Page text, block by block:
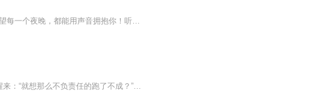
每晚21:27更新，这是我们的暗号！希望用我的声音和这些小故事为你织梦！希望每一个夜晚，都能用声音拥抱你！听到的世界，有我的声音陪伴！听到的世界，有你的温暖相拥！谢谢我们在这里相遇，以后的日子，一起走下去吧！
【内容简介】一夜之间家破人亡，偌大龙头集团破败不堪，从陌生男人的床上醒来：“就想那么不负责任的跑了不成？”“你想怎样？““把林氏集团卖给我。”“做梦！”策划一切的幕后凶手就站在自己眼前胸有成竹：“林小姐，林氏只有这一条生路，何去何从，你...